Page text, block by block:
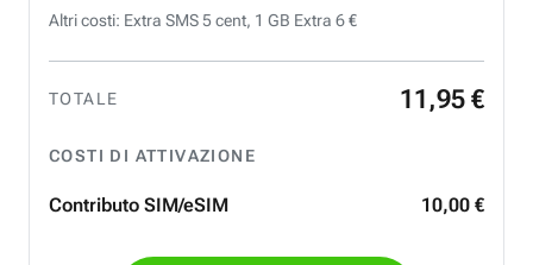
Altri costi: Extra SMS 5 cent, 1 GB Extra 6 €
TOTALE 11 ,95 €
COSTI DI ATTIVAZIONE
Contributo SIM/eSIM 10,00 €